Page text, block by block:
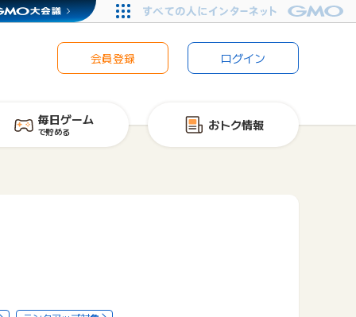
会員登録 ログイン
毎日ゲーム
で貯める おトク情報